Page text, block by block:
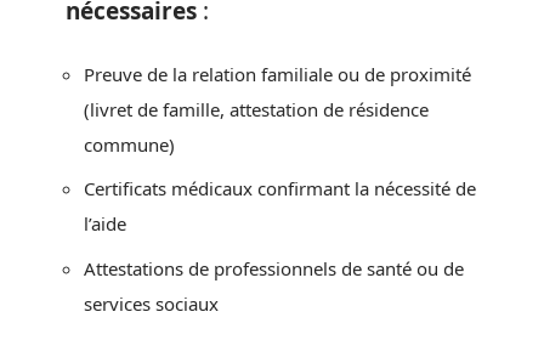
nécessaires :
Preuve de la relation familiale ou de proximité
(livret de famille, attestation de résidence
commune)
Certificats médicaux confirmant la nécessité de
l’aide
Attestations de professionnels de santé ou de
services sociaux